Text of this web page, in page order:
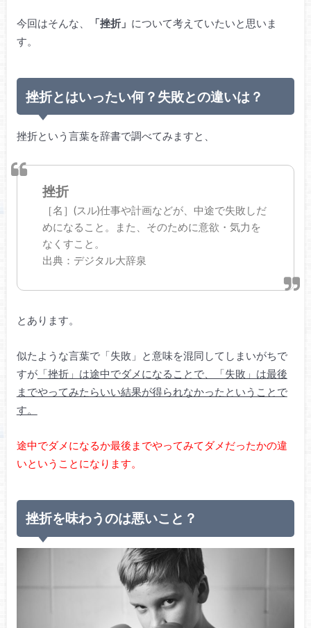
今回はそんな、 「挫折」 について考えていたいと思いま
す。
挫折とはいったい何？失敗との違いは？
挫折という言葉を辞書で調べてみますと、
挫折
［名］(スル)仕事や計画などが、中途で失敗しだ
めになること。また、そのために意欲・気力を
なくすこと。
出典：デジタル大辞泉
とあります。
似たような言葉で「失敗」と意味を混同してしまいがちで
すが「挫折」は途中でダメになることで、「失敗」は最後
までやってみたらいい結果が得られなかったということで
す。
途中でダメになるか最後までやってみてダメだったかの違
いということになります。
挫折を味わうのは悪いこと？